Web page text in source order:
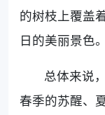
的树枝上覆盖
日的美丽景色。
总体来说
春季的苏醒、